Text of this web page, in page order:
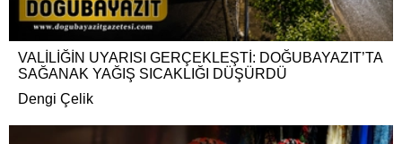
VALİLİĞİN UYARISI GERÇEKLEŞTİ: DOĞUBAYAZIT’TA
SAĞANAK YAĞIŞ SICAKLIĞI DÜŞÜRDÜ
Dengi Çelik